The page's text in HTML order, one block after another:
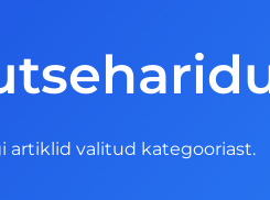
artiklid valitud kategooriast.